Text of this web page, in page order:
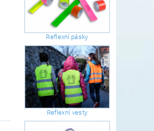
Reflexní pásky
Reflexní vesty